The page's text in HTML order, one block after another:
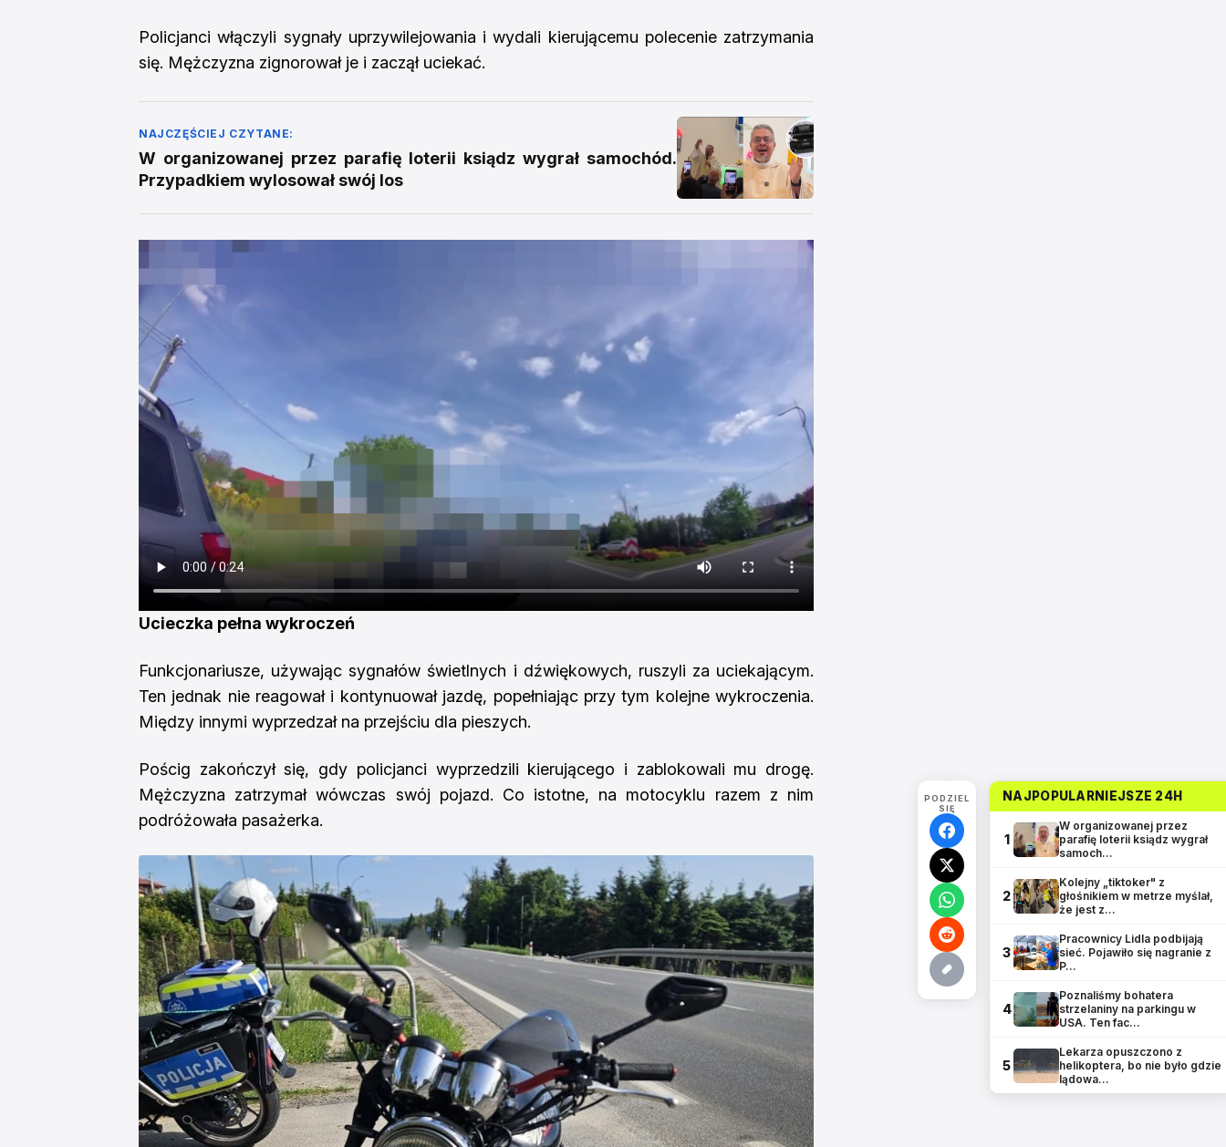
Policjanci włączyli sygnały uprzywilejowania i wydali kierującemu polecenie zatrzymania
się. Mężczyzna zignorował je i zaczął uciekać.
NAJCZĘŚCIEJ CZYTANE:
W organizowanej przez parafię loterii ksiądz wygrał samochód.
Przypadkiem wylosował swój los
Ucieczka pełna wykroczeń
Funkcjonariusze, używając sygnałów świetlnych i dźwiękowych, ruszyli za uciekającym.
Ten jednak nie reagował i kontynuował jazdę, popełniając przy tym kolejne wykroczenia.
Między innymi wyprzedzał na przejściu dla pieszych.
Pościg zakończył się, gdy policjanci wyprzedzili kierującego i zablokowali mu drogę.
Mężczyzna zatrzymał wówczas swój pojazd. Co istotne, na motocyklu razem z nim
podróżowała pasażerka.
PODZIEL
SIĘ
NAJPOPULARNIEJSZE 24H
1
W organizowanej przez
parafię loterii ksiądz wygrał
samoch…
2
Kolejny „tiktoker" z
głośnikiem w metrze myślał,
że jest z…
3
Pracownicy Lidla podbijają
sieć. Pojawiło się nagranie z
P…
4
Poznaliśmy bohatera
strzelaniny na parkingu w
USA. Ten fac…
5
Lekarza opuszczono z
helikoptera, bo nie było gdzie
lądowa…